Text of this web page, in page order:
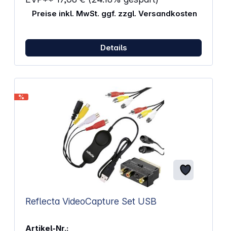
Ports Unterstützt Hot-Swapping USB 3.0
SuperSpeed ​​5Gbps Unterstützt UASP
Preise inkl. MwSt. ggf. zzgl. Versandkosten
Details
%
Reflecta VideoCapture Set USB
Artikel-Nr.: